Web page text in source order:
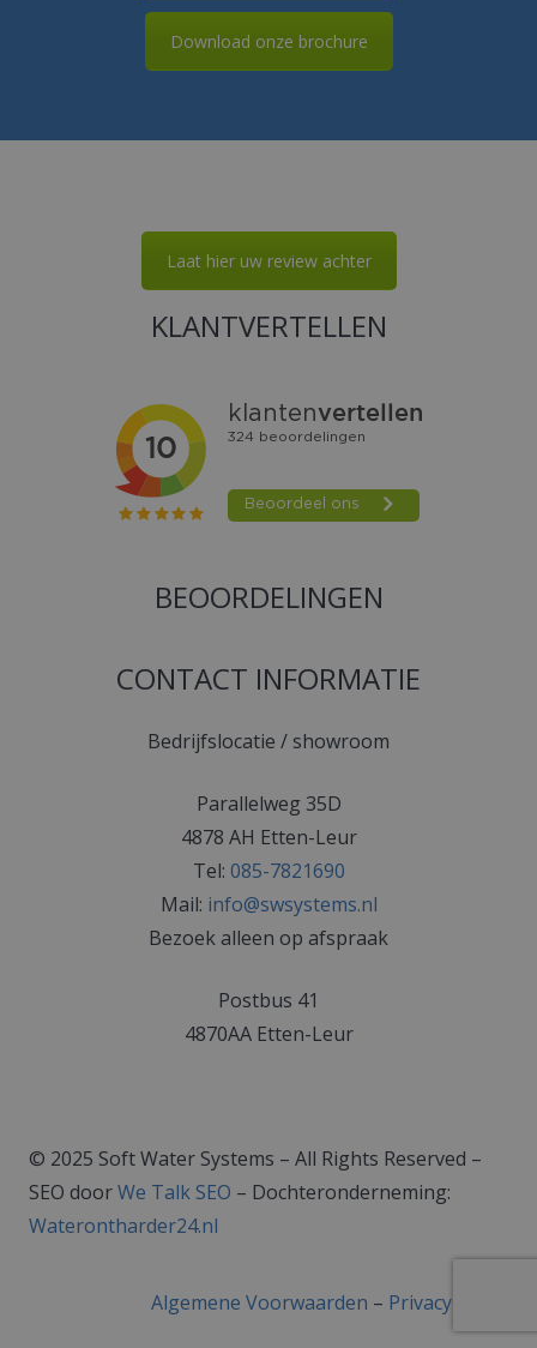
Download onze brochure
Laat hier uw review achter
KLANTVERTELLEN
BEOORDELINGEN
CONTACT INFORMATIE
Bedrijfslocatie / showroom
Parallelweg 35D
4878 AH Etten-Leur
Tel: 085-7821690
Mail: info@swsystems.nl
Bezoek alleen op afspraak
Postbus 41
4870AA Etten-Leur
© 2025 Soft Water Systems – All Rights Reserved –
SEO doorWe Talk SEO – Dochteronderneming:
Waterontharder24.nl
Algemene Voorwaarden – Privacy Policy